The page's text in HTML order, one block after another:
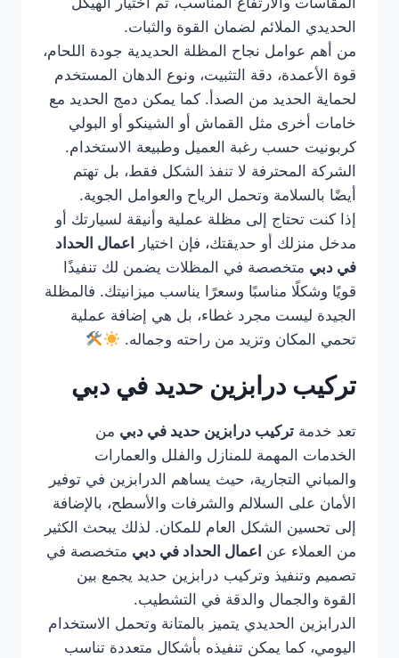
الحديدي الملائم لضمان القوة والثبات.
من أهم عوامل نجاح المظلة الحديدية جودة اللحام،
قوة الأعمدة، دقة التثبيت، ونوع الدهان المستخدم
لحماية الحديد من الصدأ. كما يمكن دمج الحديد مع
خامات أخرى مثل القماش أو الشينكو أو البولي
كربونيت حسب رغبة العميل وطبيعة الاستخدام.
الشركة المحترفة لا تنفذ الشكل فقط، بل تهتم
أيضًا بالسلامة وتحمل الرياح والعوامل الجوية.
إذا كنت تحتاج إلى مظلة عملية وأنيقة لسيارتك أو
مدخل منزلك أو حديقتك، فإن اختيار
اعمال الحداد
في دبي متخصصة في المظلات يضمن لك تنفيذًا
قويًا وشكلًا مناسبًا وسعرًا يناسب ميزانيتك. فالمظلة
الجيدة ليست مجرد غطاء، بل هي إضافة عملية
تحمي المكان وتزيد من راحته وجماله.
تركيب درابزين حديد في دبي
تعد خدمة تركيب درابزين حديد في دبي من
الخدمات المهمة للمنازل والفلل والعمارات
والمباني التجارية، حيث يساهم الدرابزين في توفير
الأمان على السلالم والشرفات والأسطح، بالإضافة
إلى تحسين الشكل العام للمكان. لذلك يبحث الكثير
من العملاء عن اعمال الحداد في دبي متخصصة في
تصميم وتنفيذ وتركيب درابزين حديد يجمع بين
القوة والجمال والدقة في التشطيب.
الدرابزين الحديدي يتميز بالمتانة وتحمل الاستخدام
اليومي، كما يمكن تنفيذه بأشكال متعددة تناسب